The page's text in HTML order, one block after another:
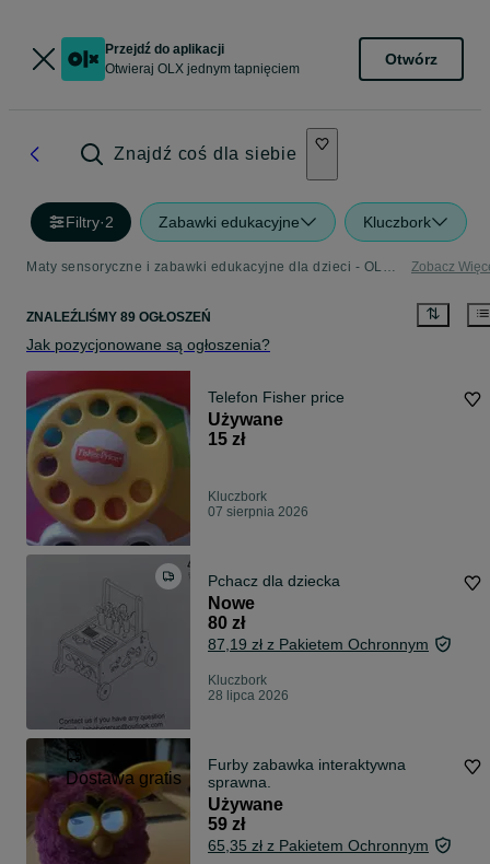
Przejdź do aplikacji
Otwieraj OLX jednym tapnięciem
Otwórz
Znajdź coś dla siebie
Filtry·2 Zabawki edukacyjne Kluczbork
Maty sensoryczne i zabawki edukacyjne dla dzieci - OLX.pl Zobacz
ZNALEŹLIŚMY 89 OGŁOSZEŃ
Jak pozycjonowane są ogłoszenia?
Telefon Fisher price
Używane
15 zł
Kluczbork
07 sierpnia 2026
Pchacz dla dziecka
Nowe
80 zł
87,19 zł z Pakietem Ochronnym
Kluczbork
28 lipca 2026
Dostawa gratis
Furby zabawka interaktywna
sprawna.
Używane
59 zł
65,35 zł z Pakietem Ochronnym